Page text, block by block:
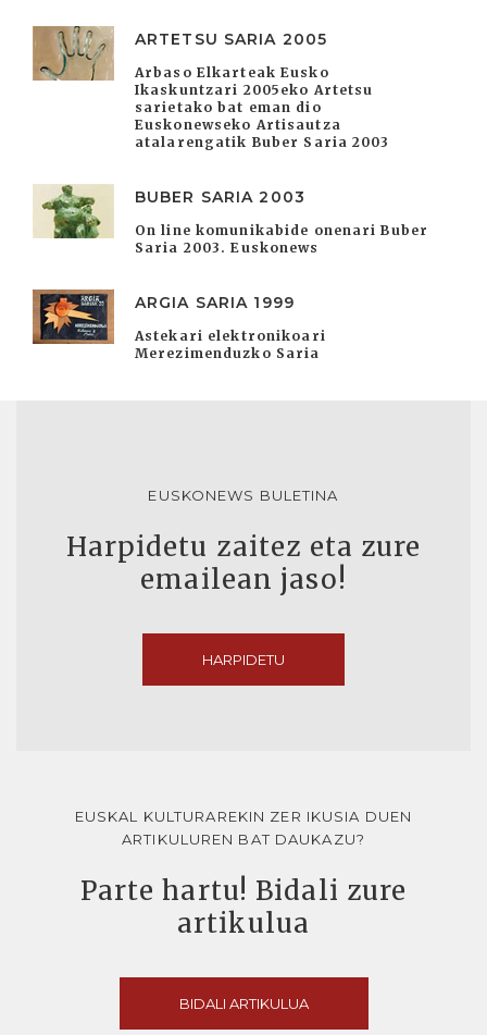
ARTETSU SARIA 2005
Arbaso Elkarteak Eusko
Ikaskuntzari 2005eko Artetsu
sarietako bat eman dio
Euskonewseko Artisautza
atalarengatik Buber Saria 2003
BUBER SARIA 2003
On line komunikabide onenari Buber
Saria 2003. Euskonews
ARGIA SARIA 1999
Astekari elektronikoari
Merezimenduzko Saria
EUSKONEWS BULETINA
Harpidetu zaitez eta zure
emailean jaso!
HARPIDETU
EUSKAL KULTURAREKIN ZER IKUSIA DUEN
ARTIKULUREN BAT DAUKAZU?
Parte hartu! Bidali zure
artikulua
BIDALI ARTIKULUA